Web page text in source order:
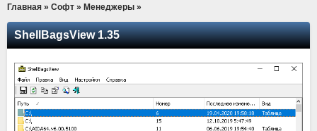
Главная » Софт » Менеджеры »
ShellBagsView 1.35